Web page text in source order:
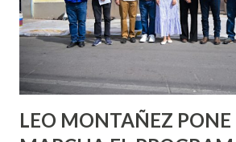
pienses que el sexo será increíble y no
experimentarlo, pero como cualquier
experiencia te dirá, siempre es mejor
son suficientemen...
LEO MONTAÑEZ PONE